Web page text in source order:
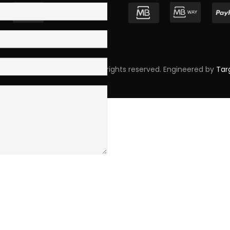
© 2023 Skpro, Lda. All rights reserved. Engineered by